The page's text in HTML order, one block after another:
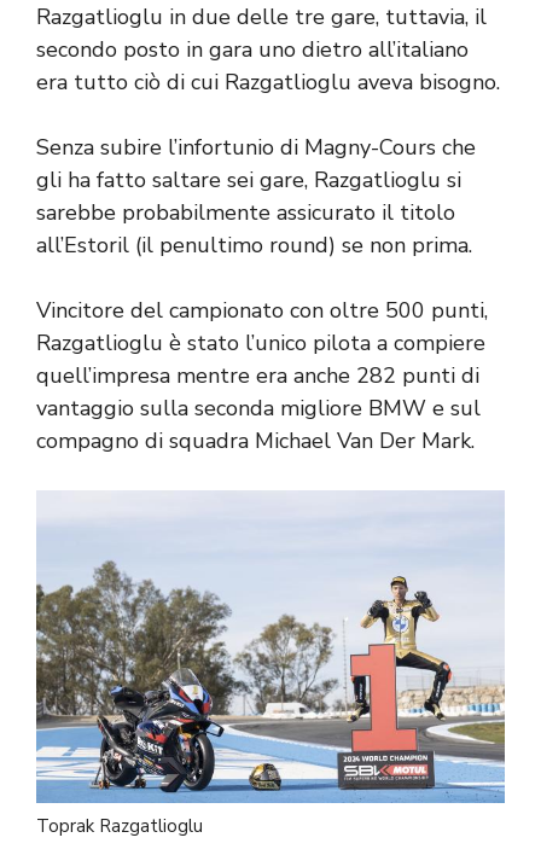
Razgatlioglu in due delle tre gare, tuttavia, il
secondo posto in gara uno dietro all’italiano
era tutto ciò di cui Razgatlioglu aveva bisogno.
Senza subire l’infortunio di Magny-Cours che
gli ha fatto saltare sei gare, Razgatlioglu si
sarebbe probabilmente assicurato il titolo
all’Estoril (il penultimo round) se non prima.
Vincitore del campionato con oltre 500 punti,
Razgatlioglu è stato l’unico pilota a compiere
quell’impresa mentre era anche 282 punti di
vantaggio sulla seconda migliore BMW e sul
compagno di squadra Michael Van Der Mark.
Toprak Razgatlioglu